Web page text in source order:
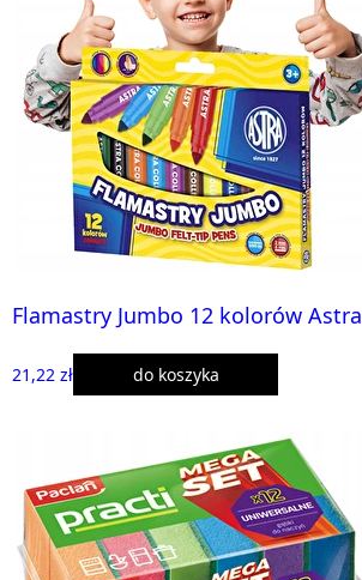
Flamastry Jumbo 12 kolorów Astra
21,22 zł do koszyka